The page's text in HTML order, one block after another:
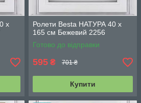
х
Ролети Besta НАТУРА 40 х
165 см Бежевий 2256
Готово до відправки
595 ₴ 701 ₴
Купити